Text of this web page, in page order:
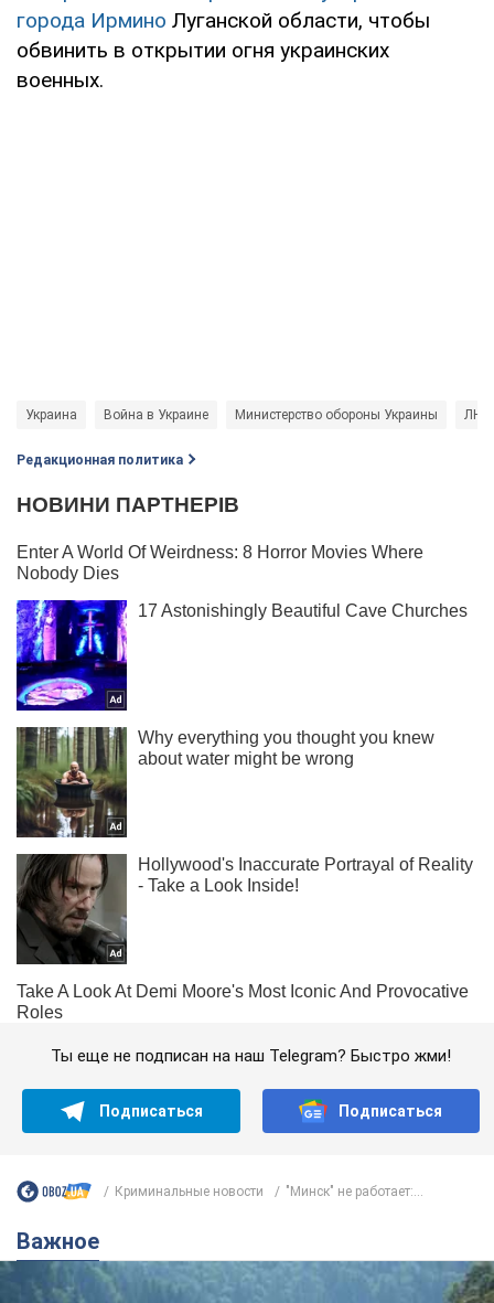
города Ирмино Луганской области, чтобы
обвинить в открытии огня украинских
военных.
Украина Война в Украине Министерство обороны Украины ЛНР
Редакционная политика
Ты еще не подписан на наш Telegram? Быстро жми!
Подписаться Подписаться
Криминальные новости "Минск" не работает:...
Важное